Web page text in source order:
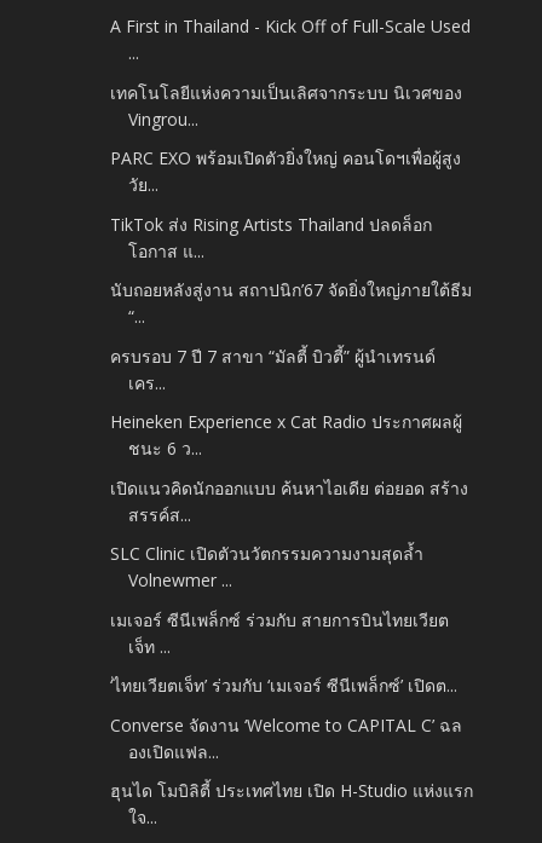
A First in Thailand - Kick Off of Full-Scale Used
...
เทคโนโลยีแห่งความเป็นเลิศจากระบบ นิเวศของ
Vingrou...
PARC EXO พร้อมเปิดตัวยิ่งใหญ่ คอนโดฯเพื่อผู้สูง
วัย...
TikTok ส่ง Rising Artists Thailand ปลดล็อก
โอกาส แ...
นับถอยหลังสู่งาน สถาปนิก’67 จัดยิ่งใหญ่ภายใต้ธีม
“...
ครบรอบ 7 ปี 7 สาขา “มัลตี้ บิวตี้” ผู้นำเทรนด์
เคร...
Heineken Experience x Cat Radio ประกาศผลผู้
ชนะ 6 ว...
เปิดแนวคิดนักออกแบบ ค้นหาไอเดีย ต่อยอด สร้าง
สรรค์ส...
SLC Clinic เปิดตัวนวัตกรรมความงามสุดล้ำ
Volnewmer ...
เมเจอร์ ซีนีเพล็กซ์ ร่วมกับ สายการบินไทยเวียต
เจ็ท ...
‘ไทยเวียตเจ็ท’ ร่วมกับ ‘เมเจอร์ ซีนีเพล็กซ์’ เปิดต...
Converse จัดงาน ‘Welcome to CAPITAL C’ ฉล
องเปิดแฟล...
ฮุนได โมบิลิตี้ ประเทศไทย เปิด H-Studio แห่งแรก
ใจ...